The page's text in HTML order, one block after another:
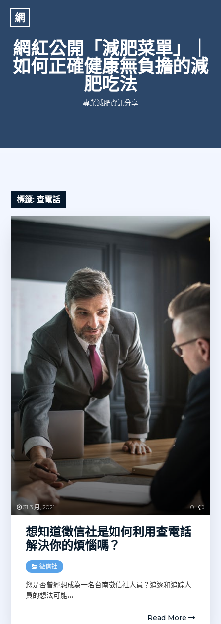
網
網紅公開「減肥菜單」｜
如何正確健康無負擔的減
肥吃法
專業減肥資訊分享
標籤:查電話
31 3 月, 2021 0
想知道徵信社是如何利用查電話
解決你的煩惱嗎？
徵信社
您是否曾經想成為一名台南徵信社人員？追逐和追踪人
員的想法可能…
Read More